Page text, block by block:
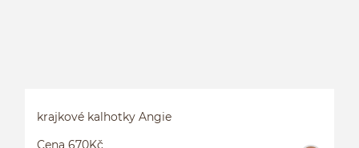
krajkové kalhotky Angie
Cena 670Kč